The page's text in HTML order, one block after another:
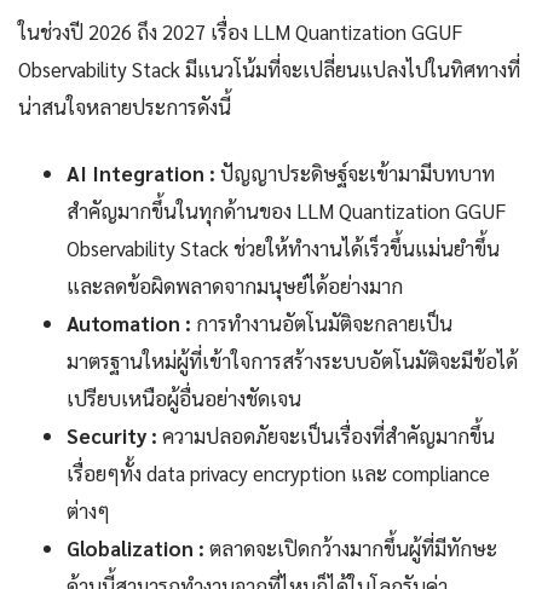
ในช่วงปี 2026 ถึง 2027 เรื่อง LLM Quantization GGUF
Observability Stack มีแนวโน้มที่จะเปลี่ยนแปลงไปในทิศทางที่
น่าสนใจหลายประการดังนี้
AI Integration : ปัญญาประดิษฐ์จะเข้ามามีบทบาท
สำคัญมากขึ้นในทุกด้านของ LLM Quantization GGUF
Observability Stack ช่วยให้ทำงานได้เร็วขึ้นแม่นยำขึ้น
และลดข้อผิดพลาดจากมนุษย์ได้อย่างมาก
Automation : การทำงานอัตโนมัติจะกลายเป็น
มาตรฐานใหม่ผู้ที่เข้าใจการสร้างระบบอัตโนมัติจะมีข้อได้
เปรียบเหนือผู้อื่นอย่างชัดเจน
Security : ความปลอดภัยจะเป็นเรื่องที่สำคัญมากขึ้น
เรื่อยๆทั้ง data privacy encryption และ compliance
ต่างๆ
Globalization : ตลาดจะเปิดกว้างมากขึ้นผู้ที่มีทักษะ